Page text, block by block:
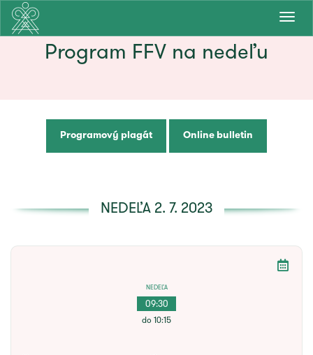
Program FFV na nedeľu
Programový plagát Online bulletin
NEDEĽA 2. 7. 2023
NEDEĽA
09:30
do 10:15